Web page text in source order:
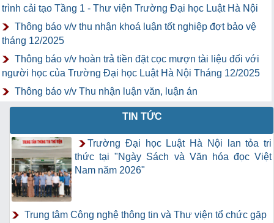
trình cải tạo Tầng 1 - Thư viện Trường Đại học Luật Hà Nội
Thông báo v/v thu nhận khoá luận tốt nghiệp đợt bảo vệ
tháng 12/2025
Thông báo v/v hoàn trả tiền đặt cọc mượn tài liệu đối với
người học của Trường Đại học Luật Hà Nội Tháng 12/2025
Thông báo v/v Thu nhận luận văn, luận án
TIN TỨC
Trường Đại học Luật Hà Nội lan tỏa tri
thức tại "Ngày Sách và Văn hóa đọc Việt
Nam năm 2026"
Trung tâm Công nghệ thông tin và Thư viện tổ chức gặp